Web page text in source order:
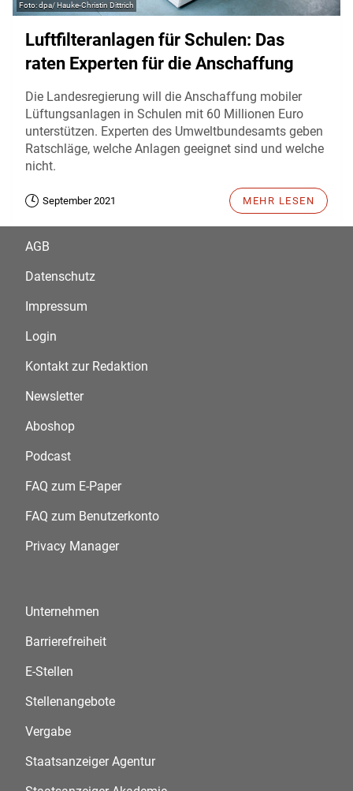
dpa/ Hauke-Christin Dittrich
Luftfilteranlagen für Schulen: Das
raten Experten für die Anschaffung
Die Landesregierung will die Anschaffung mobiler
Lüftungsanlagen in Schulen mit 60 Millionen Euro
unterstützen. Experten des Umweltbundesamts geben
Ratschläge, welche Anlagen geeignet sind und welche
nicht.
September 2021 MEHR LESEN
AGB
Datenschutz
Impressum
Login
Kontakt zur Redaktion
Newsletter
Aboshop
Podcast
FAQ zum E-Paper
FAQ zum Benutzerkonto
Privacy Manager
Unternehmen
Barrierefreiheit
E-Stellen
Stellenangebote
Vergabe
Staatsanzeiger Agentur